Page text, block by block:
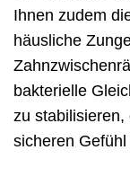
Ihnen zudem
häusliche
bakterielle
zu stabilisieren,
sicheren